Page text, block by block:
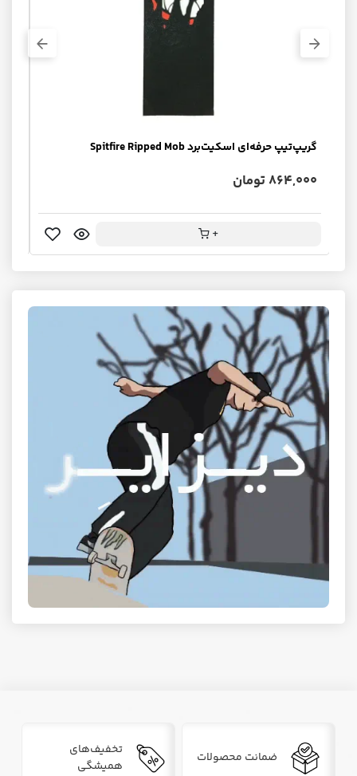
گریپ‌تیپ حرفه‌ای اسکیت‌برد Spitfire Ripped Mob
864,000 تومان
+
ضمانت محصولات
تخفیف‌های
همیشگی